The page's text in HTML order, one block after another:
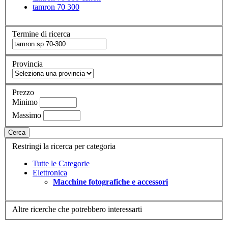
tamron 70 300
Termine di ricerca
Provincia
Prezzo
Minimo
Massimo
Cerca
Restringi la ricerca per categoria
Tutte le Categorie
Elettronica
Macchine fotografiche e accessori
Altre ricerche che potrebbero interessarti